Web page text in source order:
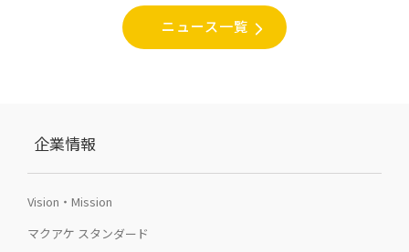
ニュース一覧
企業情報
Vision・Mission
マクアケ スタンダード